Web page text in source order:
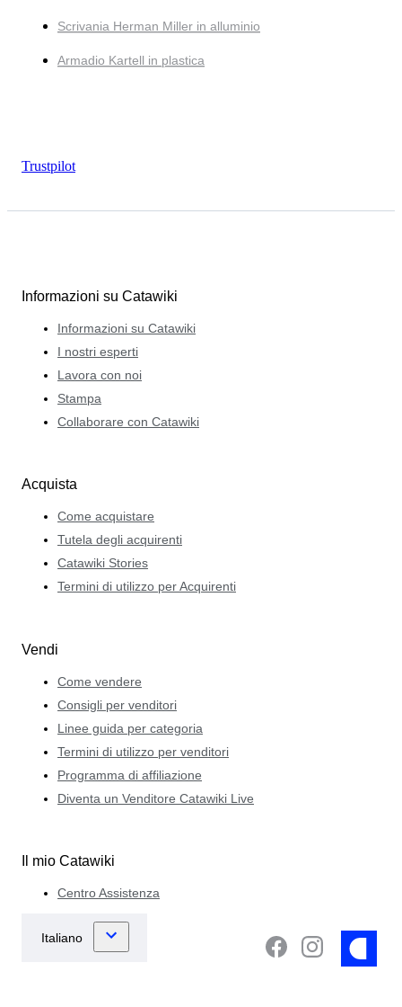
Scrivania Herman Miller in alluminio
Armadio Kartell in plastica
Trustpilot
Informazioni su Catawiki
Informazioni su Catawiki
I nostri esperti
Lavora con noi
Stampa
Collaborare con Catawiki
Acquista
Come acquistare
Tutela degli acquirenti
Catawiki Stories
Termini di utilizzo per Acquirenti
Vendi
Come vendere
Consigli per venditori
Linee guida per categoria
Termini di utilizzo per venditori
Programma di affiliazione
Diventa un Venditore Catawiki Live
Il mio Catawiki
Centro Assistenza